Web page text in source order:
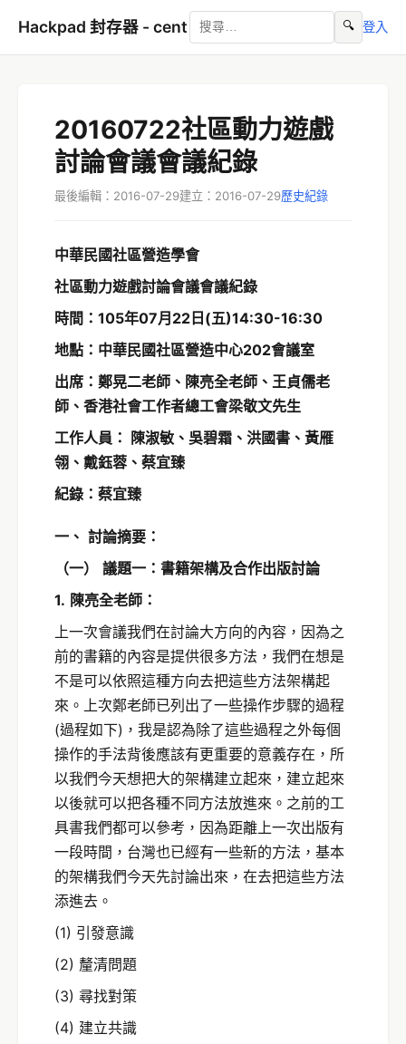
Hackpad 封存器 - cent 🔍 登入
20160722社區動力遊戲
討論會議會議紀錄
最後編輯：2016-07-29建立：2016-07-29歷史紀錄
中華民國社區營造學會
社區動力遊戲討論會議會議紀錄
時間：105年07月22日(五)14:30-16:30
地點：中華民國社區營造中心202會議室
出席：鄭晃二老師、陳亮全老師、王貞儒老
師、香港社會工作者總工會梁敬文先生
工作人員： 陳淑敏、吳碧霜、洪國書、黃雁
翎、戴鈺蓉、蔡宜臻
紀錄：蔡宜臻
一、 討論摘要：
（一）
議題一：書籍架構及合作出版討論
1. 陳亮全老師：
上一次會議我們在討論大方向的內容，因為之
前的書籍的內容是提供很多方法，我們在想是
不是可以依照這種方向去把這些方法架構起
來。上次鄭老師已列出了一些操作步驟的過程
(過程如下)，我是認為除了這些過程之外每個
操作的手法背後應該有更重要的意義存在，所
以我們今天想把大的架構建立起來，建立起來
以後就可以把各種不同方法放進來。之前的工
具書我們都可以參考，因為距離上一次出版有
一段時間，台灣也已經有一些新的方法，基本
的架構我們今天先討論出來，在去把這些方法
添進去。
(1) 引發意識
(2) 釐清問題
(3) 尋找對策
(4) 建立共識